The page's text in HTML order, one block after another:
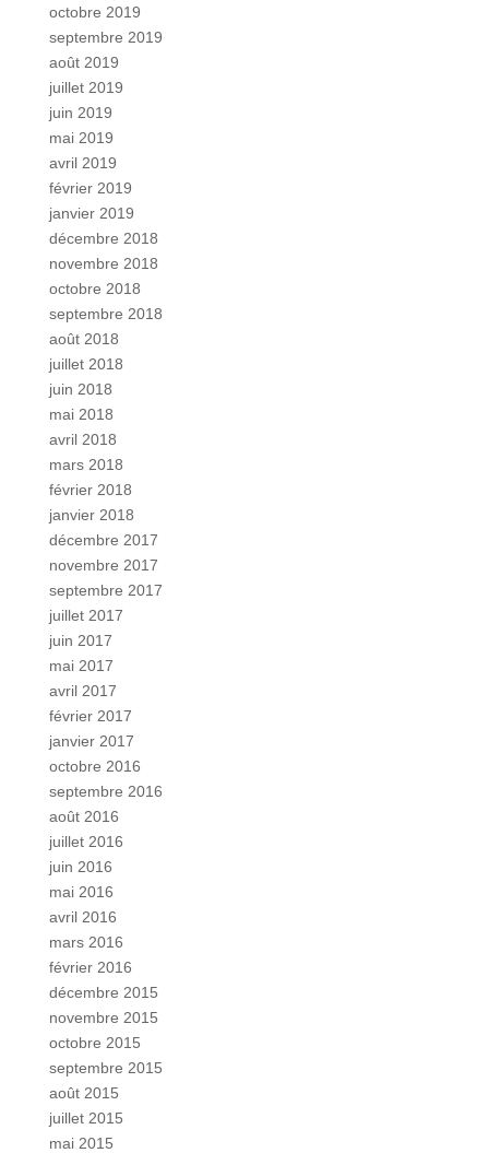
octobre 2019
septembre 2019
août 2019
juillet 2019
juin 2019
mai 2019
avril 2019
février 2019
janvier 2019
décembre 2018
novembre 2018
octobre 2018
septembre 2018
août 2018
juillet 2018
juin 2018
mai 2018
avril 2018
mars 2018
février 2018
janvier 2018
décembre 2017
novembre 2017
septembre 2017
juillet 2017
juin 2017
mai 2017
avril 2017
février 2017
janvier 2017
octobre 2016
septembre 2016
août 2016
juillet 2016
juin 2016
mai 2016
avril 2016
mars 2016
février 2016
décembre 2015
novembre 2015
octobre 2015
septembre 2015
août 2015
juillet 2015
mai 2015